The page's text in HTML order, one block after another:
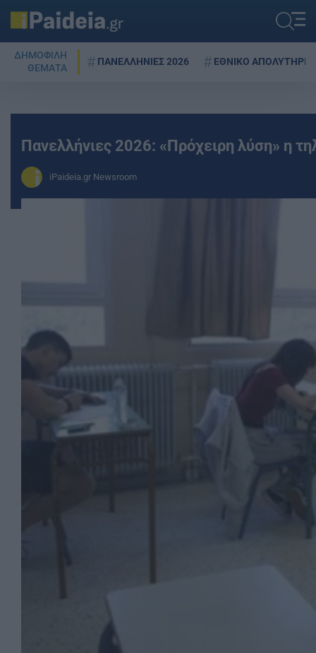
ΔΗΜΟΦΙΛΗ
ΘΕΜΑΤΑ
ΠΑΝΕΛΛΗΝΙΕΣ 2026 ΕΘΝΙΚΟ ΑΠΟΛΥΤΗΡΙΟ
Πανελλήνιες 2026: «Πρόχειρη λύση» η
iPaideia.gr Newsroom